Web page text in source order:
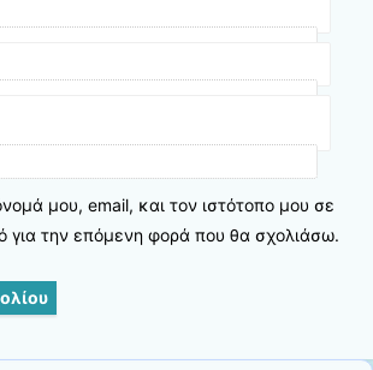
μου, email, και τον ιστότοπο μου σε
για την επόμενη φορά που θα σχολιάσω.